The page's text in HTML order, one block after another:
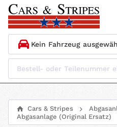
1. HERSTELLER
3. BAUJAHR
Cars & Stripes
Abgasanlage (Original Ersatz)